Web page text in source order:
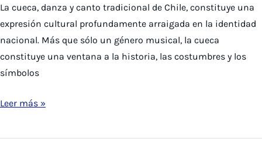
La cueca, danza y canto tradicional de Chile, constituye una
expresión cultural profundamente arraigada en la identidad
nacional. Más que sólo un género musical, la cueca
constituye una ventana a la historia, las costumbres y los
símbolos
Investigación
analiza
Leer más »